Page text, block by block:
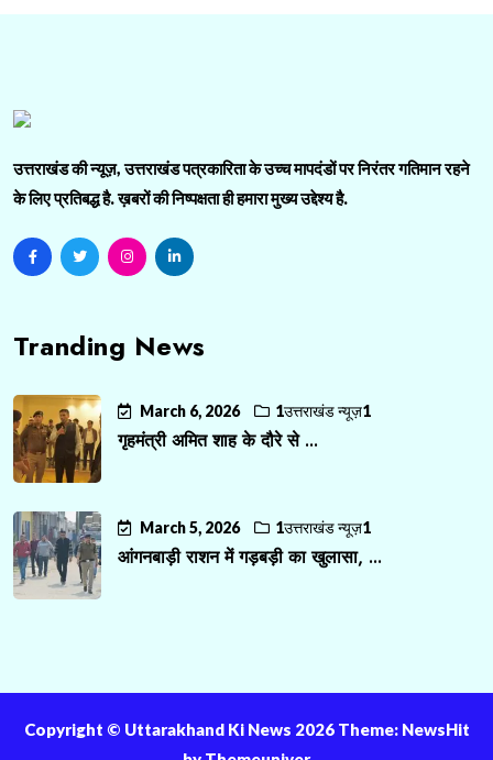
उत्तराखंड की न्यूज़, उत्तराखंड पत्रकारिता के उच्च मापदंडों पर निरंतर गतिमान रहने
के लिए प्रतिबद्ध है. ख़बरों की निष्पक्षता ही हमारा मुख्य उद्देश्य है.
Tranding News
March 6, 2026 1उत्तराखंड न्यूज़1
गृहमंत्री अमित शाह के दौरे से ...
March 5, 2026 1उत्तराखंड न्यूज़1
आंगनबाड़ी राशन में गड़बड़ी का खुलासा, ...
Copyright ©️ Uttarakhand Ki News 2026 Theme: NewsHit